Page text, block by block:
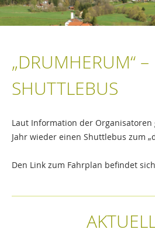
„DRUMHERUM“ –
SHUTTLEBUS
Laut Information der
Jahr wieder einen Shuttlebus zum
Den Link zum Fahrplan befindet sich